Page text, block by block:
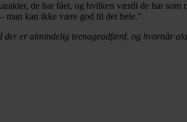
de har fået, og hvilken værdi de har
man kan ikke være god til det hele.”
er almindelig teenageadfærd, og hvornår